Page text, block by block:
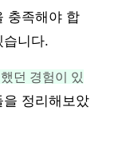
충족해야 합
습니다.
던 경험이 있
정리해보았